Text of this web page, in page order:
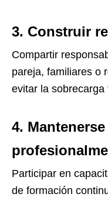
3. Construir
Compartir
pareja, familiares o
evitar la
4.
Participar en
de formación